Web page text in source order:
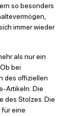
so besonders
immer wieder
als nur ein
bei
des offiziellen
Artikeln: Die
des Stolzes. Die
für eine